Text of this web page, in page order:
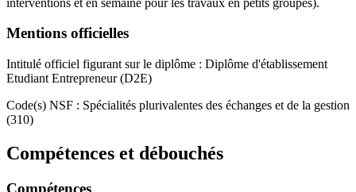
Mentions officielles
Intitulé officiel figurant sur le diplôme : Diplôme d'établissement
Etudiant Entrepreneur (D2E)
Code(s) NSF : Spécialités plurivalentes des échanges et de la gestion
(310)
Compétences et débouchés
Compétences